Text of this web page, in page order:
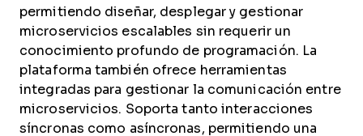
permitiendo diseñar, desplegar y gestionar
microservicios escalables sin requerir un
conocimiento profundo de programación. La
plataforma también ofrece herramientas
integradas para gestionar la comunicación entre
microservicios. Soporta tanto interacciones
síncronas como asíncronas, permitiendo una